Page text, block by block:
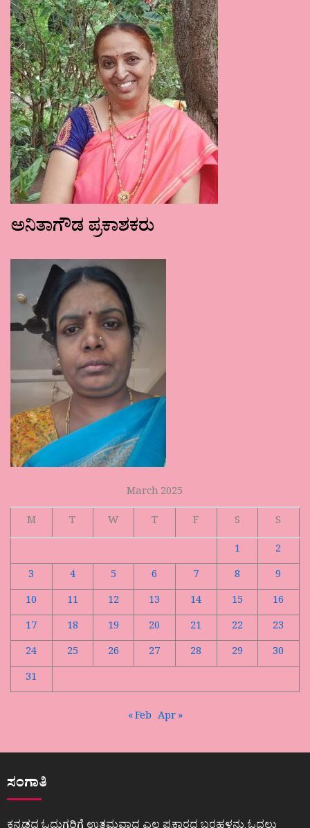
ಅನಿತಾಗೌಡ ಪ್ರಕಾಶಕರು
March 2025
M
T W T F S
S
1
2
3
4 5 6 7 8
9
10
11 12 13 14 15
16
17
18 19 20 21 22
23
24
25 26 27 28 29
30
31
« Feb Apr »
ಸಂಗಾತಿ